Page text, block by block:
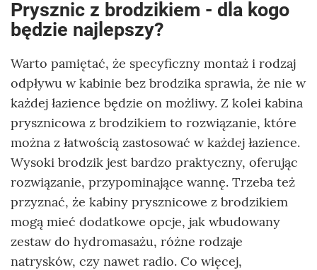
Prysznic z brodzikiem - dla kogo
będzie najlepszy?
Warto pamiętać, że specyficzny montaż i rodzaj
odpływu w kabinie bez brodzika sprawia, że nie w
każdej łazience będzie on możliwy. Z kolei kabina
prysznicowa z brodzikiem to rozwiązanie, które
można z łatwością zastosować w każdej łazience.
Wysoki brodzik jest bardzo praktyczny, oferując
rozwiązanie, przypominające wannę. Trzeba też
przyznać, że kabiny prysznicowe z brodzikiem
mogą mieć dodatkowe opcje, jak wbudowany
zestaw do hydromasażu, różne rodzaje
natrysków, czy nawet radio. Co więcej,